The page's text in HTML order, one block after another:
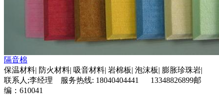
隔音棉
保温材料| 防火材料| 吸音材料| 岩棉板| 泡沫板| 膨胀珍珠岩|
联系人;李经理 服务热线: 18040404441 13348826899邮
编：610041